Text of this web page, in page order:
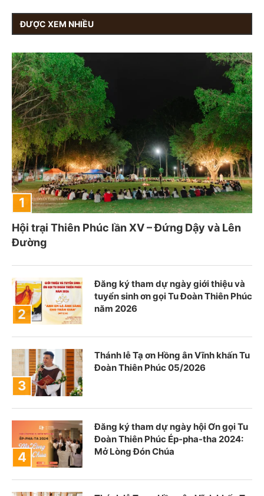
ĐƯỢC XEM NHIỀU
Hội trại Thiên Phúc lần XV – Đứng Dậy và Lên
Đường
Đăng ký tham dự ngày giới thiệu và
tuyển sinh ơn gọi Tu Đoàn Thiên Phúc
năm 2026
Thánh lễ Tạ ơn Hồng ân Vĩnh khấn Tu
Đoàn Thiên Phúc 05/2026
Đăng ký tham dự ngày hội Ơn gọi Tu
Đoàn Thiên Phúc Ép-pha-tha 2024:
Mở Lòng Đón Chúa